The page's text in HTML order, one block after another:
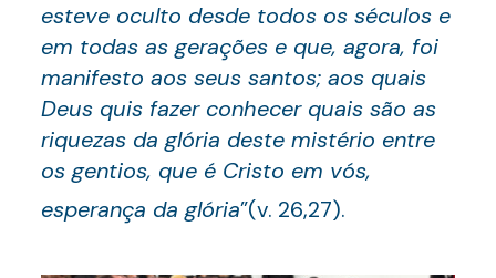
esteve oculto desde todos os séculos e
em todas as gerações e que, agora, foi
manifesto aos seus santos;aos quais
Deus quis fazer conhecer quais são as
riquezas da glória deste mistério entre
os gentios, que é Cristo em vós,
esperança da glória”(v. 26,27).